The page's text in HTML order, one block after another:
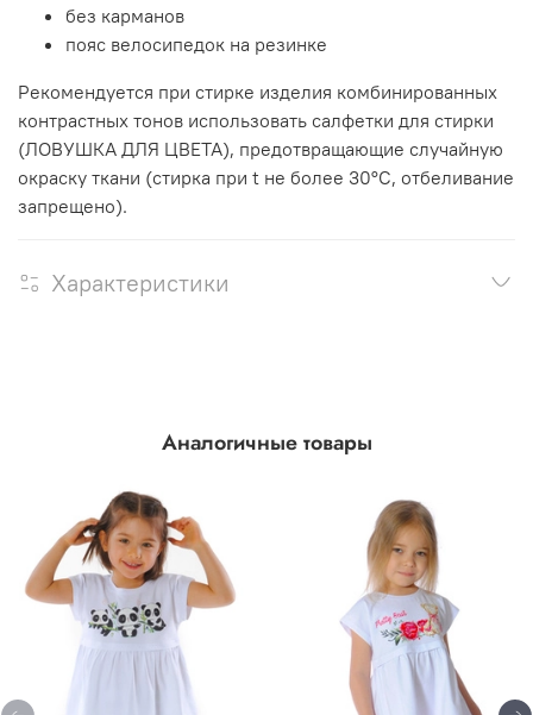
без карманов
пояс велосипедок на резинке
Рекомендуется при стирке изделия комбинированных
контрастных тонов использовать салфетки для стирки
(ЛОВУШКА ДЛЯ ЦВЕТА), предотвращающие случайную
окраску ткани (стирка при t не более 30°C, отбеливание
запрещено).
Характеристики
Аналогичные товары